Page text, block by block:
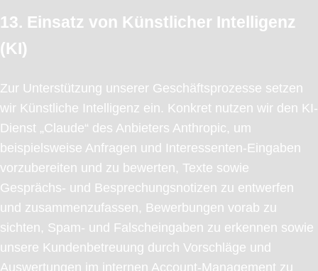
13. Einsatz von Künstlicher Intelligenz
(KI)
Zur Unterstützung unserer Geschäftsprozesse setzen
wir Künstliche Intelligenz ein. Konkret nutzen wir den KI-
Dienst „Claude“ des Anbieters Anthropic, um
beispielsweise Anfragen und Interessenten-Eingaben
vorzubereiten und zu bewerten, Texte sowie
Gesprächs- und Besprechungsnotizen zu entwerfen
und zusammenzufassen, Bewerbungen vorab zu
sichten, Spam- und Falscheingaben zu erkennen sowie
unsere Kundenbetreuung durch Vorschläge und
Auswertungen im internen Account-Management zu